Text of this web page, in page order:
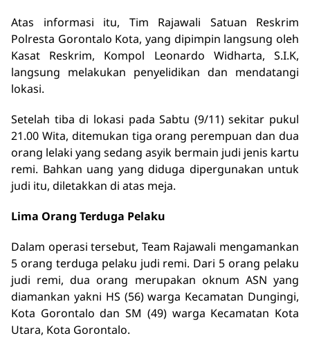
Atas informasi itu, Tim Rajawali Satuan Reskrim
Polresta Gorontalo Kota, yang dipimpin langsung oleh
Kasat Reskrim, Kompol Leonardo Widharta, S.I.K,
langsung melakukan penyelidikan dan mendatangi
lokasi.
Setelah tiba di lokasi pada Sabtu (9/11) sekitar pukul
21.00 Wita, ditemukan tiga orang perempuan dan dua
orang lelaki yang sedang asyik bermain judi jenis kartu
remi. Bahkan uang yang diduga dipergunakan untuk
judi itu, diletakkan di atas meja.
Lima Orang Terduga Pelaku
Dalam operasi tersebut, Team Rajawali mengamankan
5 orang terduga pelaku judi remi. Dari 5 orang pelaku
judi remi, dua orang merupakan oknum ASN yang
diamankan yakni HS (56) warga Kecamatan Dungingi,
Kota Gorontalo dan SM (49) warga Kecamatan Kota
Utara, Kota Gorontalo.